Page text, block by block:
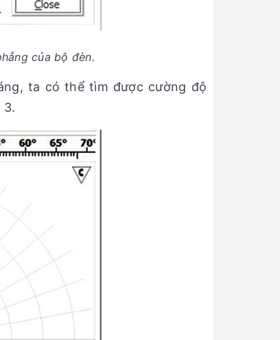
của bộ đèn.
ta có thể tìm được cường độ
3.